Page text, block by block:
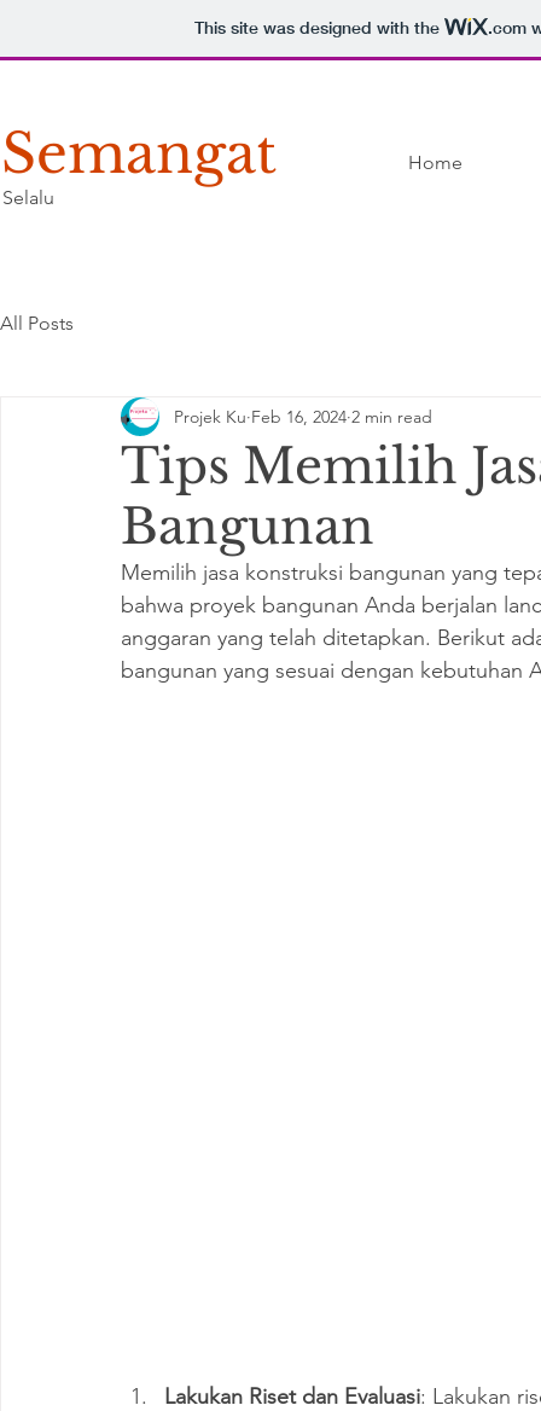
This site was designed with the .com
Semangat
Selalu
Home
All Posts
Tips Memilih
Bangunan
Projek Ku Feb 16, 2024 2 min read
Memilih jasa konstruksi bangunan yang
bahwa proyek bangunan Anda berjalan
anggaran yang telah ditetapkan. Berikut
bangunan yang sesuai dengan kebutuhan
Lakukan Riset dan Evaluasi: Lakukan